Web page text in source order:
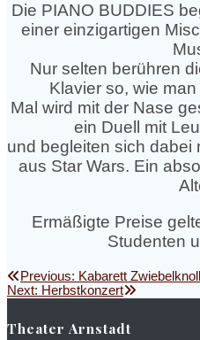
Die PIANO BUDDIES
einer einzigartigen
Nur selten berühren
Klavier so, wie
Mal wird mit der Nase
ein Duell mit
und begleiten sich dabei
aus Star Wars. Ein
Ermäßigte Preise
Studenten
Previous: Previous
post:
Kabarett
Next: Next
Herbstkonzert
Theater Arnstadt